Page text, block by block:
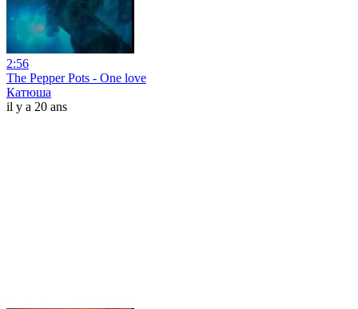
2:56
The Pepper Pots - One love
Катюша
il y a 20 ans